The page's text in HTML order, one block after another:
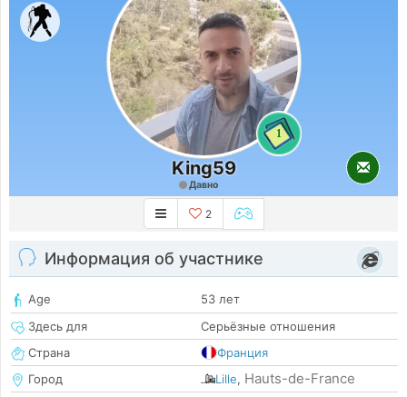
1
King59
Давно
2
Информация об участнике
Age
53 лет
Здесь для
Серьёзные отношения
Страна
Франция
Город
Lille, Hauts-de-France